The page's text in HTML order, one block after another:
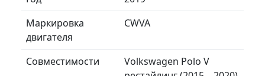
Маркировка
двигателя
CWVA
Совместимости
Volkswagen Polo V